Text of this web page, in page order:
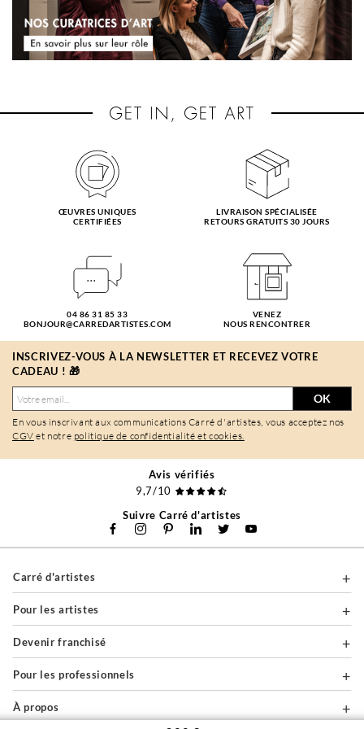
ŒUVRES UNIQUES
CERTIFIÉES
LIVRAISON SPÉCIALISÉE
RETOURS GRATUITS 30 JOURS
04 86 31 85 33
BONJOUR@CARREDARTISTES.COM
VENEZ
NOUS RENCONTRER
INSCRIVEZ-VOUS À LA NEWSLETTER ET RECEVEZ VOTRE
CADEAU ! 🎁
OK
En vous inscrivant aux communications Carré d'artistes, vous acceptez nos
CGV et notre politique de confidentialité et cookies.
Avis vérifiés
9,7/10
Suivre Carré d'artistes
Carré d'artistes
Pour les artistes
Devenir franchisé
Pour les professionnels
À propos